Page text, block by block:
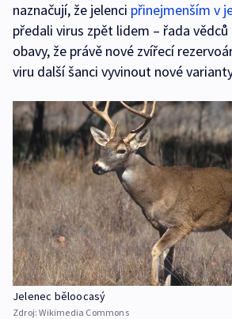
naznačují, že jelenci přinejmenším v
předali virus zpět lidem – řada
obavy, že právě nové zvířecí
viru další šanci vyvinout nové
Jelenec běloocasý
Zdroj:Wikimedia Commons